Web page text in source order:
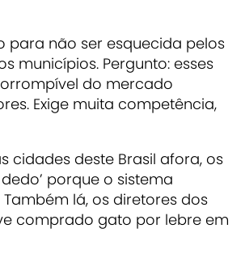
para não ser esquecida pelos
municípios. Pergunto: esses
do mercado
Exige muita competência,
deste Brasil afora, os
porque o sistema
lá, os diretores dos
comprado gato por lebre em